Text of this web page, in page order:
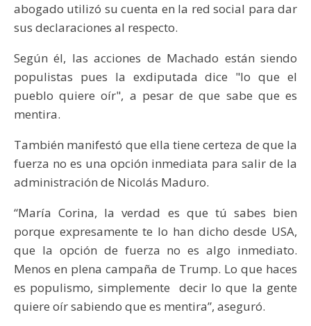
abogado utilizó su cuenta en la red social para dar
sus declaraciones al respecto.
Según él, las acciones de Machado están siendo
populistas pues la exdiputada dice "lo que el
pueblo quiere oír", a pesar de que sabe que es
mentira.
También manifestó que ella tiene certeza de que la
fuerza no es una opción inmediata para salir de la
administración de Nicolás Maduro.
“María Corina, la verdad es que tú sabes bien
porque expresamente te lo han dicho desde USA,
que la opción de fuerza no es algo inmediato.
Menos en plena campaña de Trump. Lo que haces
es populismo, simplemente decir lo que la gente
quiere oír sabiendo que es mentira”, aseguró.